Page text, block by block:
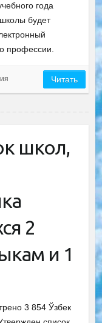
года
будет
профессии.
Читать
школ,
2
и 1
3 854 Ўзбек